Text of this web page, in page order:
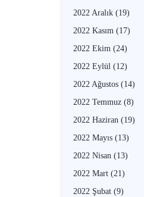
2022 Aralık (19)
2022 Kasım (17)
2022 Ekim (24)
2022 Eylül (12)
2022 Ağustos (14)
2022 Temmuz (8)
2022 Haziran (19)
2022 Mayıs (13)
2022 Nisan (13)
2022 Mart (21)
2022 Şubat (9)